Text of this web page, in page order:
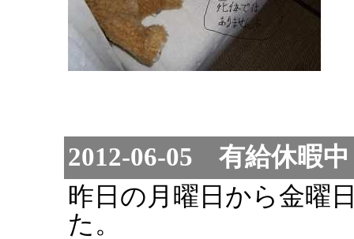
2012-06-05 有給休暇中
昨日の月曜日から金曜
た。